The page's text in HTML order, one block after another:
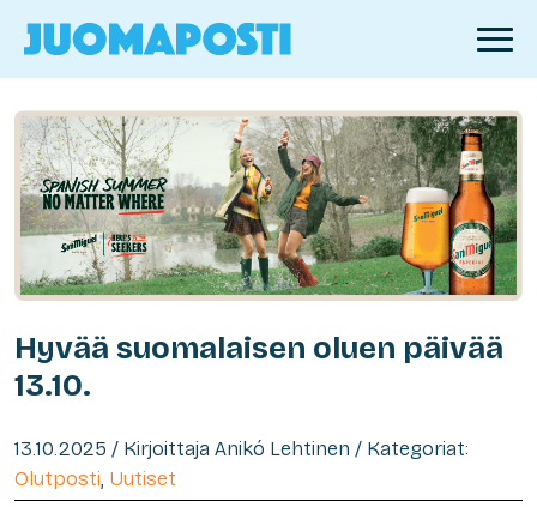
Hyvää suomalaisen oluen päivää
13.10.
13.10.2025 / Kirjoittaja Anikó Lehtinen / Kategoriat:
Olutposti, Uutiset